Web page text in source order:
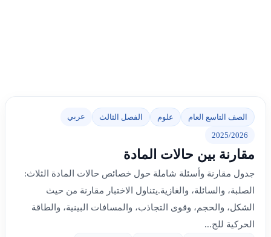
الصف التاسع العام علوم الفصل الثالث عربي
2025/2026
مقارنة بين حالات المادة
جدول مقارنة وأسئلة شاملة حول خصائص حالات المادة الثلاث:
الصلبة، والسائلة، والغازية.يتناول الاختبار مقارنة من حيث
الشكل، والحجم، وقوى التجاذب، والمسافات البينية، والطاقة
الحركية للج...